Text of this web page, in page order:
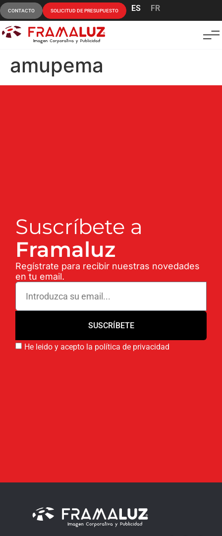
CONTACTO SOLICITUD DE PRESUPUESTO ES FR
amupema
Suscríbete a
Framaluz
Regístrate para recibir nuestras novedades
en tu email.
He leido y acepto la política de privacidad
SUSCRÍBETE